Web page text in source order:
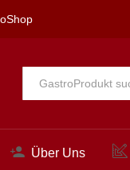
Alle
Über Uns